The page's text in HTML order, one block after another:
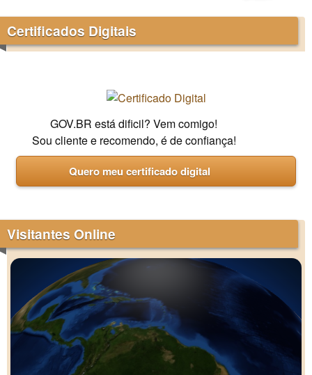
Certificados Digitais
GOV.BR está dificil? Vem comigo!
Sou cliente e recomendo, é de confiança!
Quero meu certificado digital
Visitantes Online